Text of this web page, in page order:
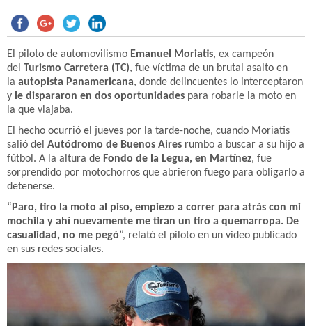
El piloto de automovilismo Emanuel Moriatis, ex campeón
del Turismo Carretera (TC), fue víctima de un brutal asalto en
la autopista Panamericana, donde delincuentes lo interceptaron
y le dispararon en dos oportunidades para robarle la moto en
la que viajaba.
El hecho ocurrió el jueves por la tarde-noche, cuando Moriatis
salió del Autódromo de Buenos Aires rumbo a buscar a su hijo a
fútbol. A la altura de Fondo de la Legua, en Martínez, fue
sorprendido por motochorros que abrieron fuego para obligarlo a
detenerse.
“ Paro, tiro la moto al piso, empiezo a correr para atrás con mi
mochila y ahí nuevamente me tiran un tiro a quemarropa. De
casualidad, no me pegó”, relató el piloto en un video publicado
en sus redes sociales.